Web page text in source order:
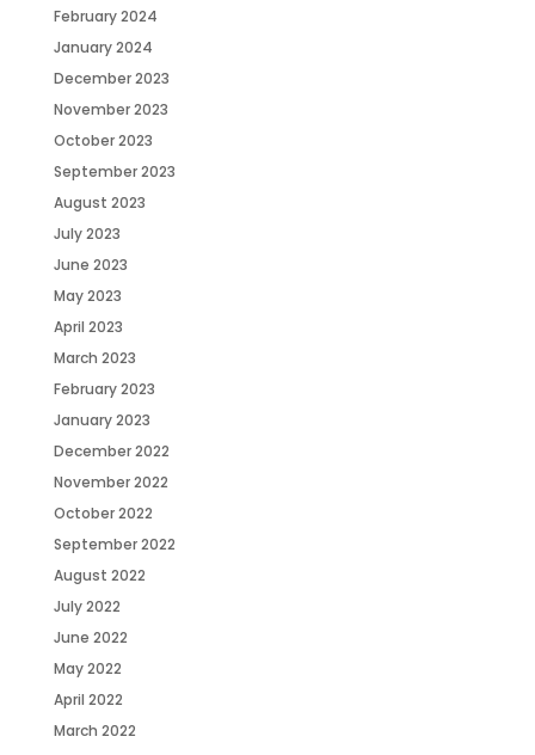
February 2024
January 2024
December 2023
November 2023
October 2023
September 2023
August 2023
July 2023
June 2023
May 2023
April 2023
March 2023
February 2023
January 2023
December 2022
November 2022
October 2022
September 2022
August 2022
July 2022
June 2022
May 2022
April 2022
March 2022